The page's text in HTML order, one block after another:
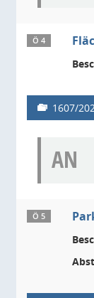
Ö 4
1607/
AN
Ö 5